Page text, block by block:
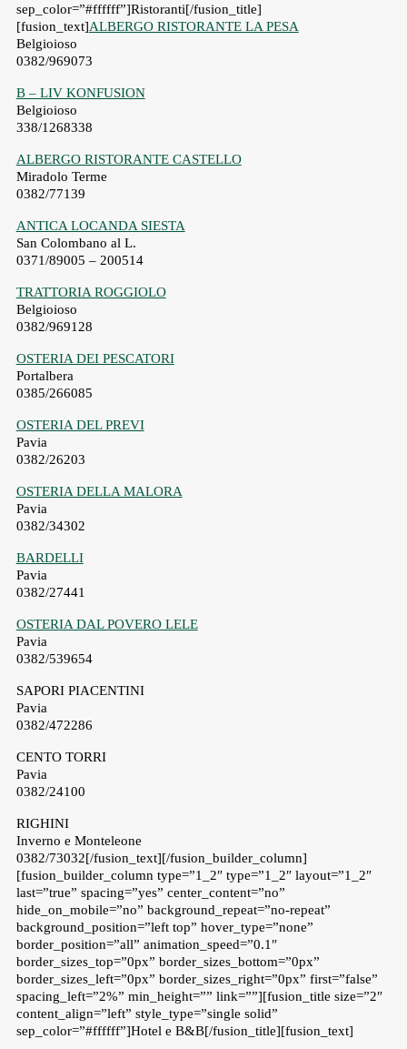
sep_color=”#ffffff”]Ristoranti[/fusion_title]
[fusion_text]ALBERGO RISTORANTE LA PESA
Belgioioso
0382/969073
B – LIV KONFUSION
Belgioioso
338/1268338
ALBERGO RISTORANTE CASTELLO
Miradolo Terme
0382/77139
ANTICA LOCANDA SIESTA
San Colombano al L.
0371/89005 – 200514
TRATTORIA ROGGIOLO
Belgioioso
0382/969128
OSTERIA DEI PESCATORI
Portalbera
0385/266085
OSTERIA DEL PREVI
Pavia
0382/26203
OSTERIA DELLA MALORA
Pavia
0382/34302
BARDELLI
Pavia
0382/27441
OSTERIA DAL POVERO LELE
Pavia
0382/539654
SAPORI PIACENTINI
Pavia
0382/472286
CENTO TORRI
Pavia
0382/24100
RIGHINI
Inverno e Monteleone
0382/73032[/fusion_text][/fusion_builder_column]
[fusion_builder_column type=”1_2″ type=”1_2″ layout=”1_2″
last=”true” spacing=”yes” center_content=”no”
hide_on_mobile=”no” background_repeat=”no-repeat”
background_position=”left top” hover_type=”none”
border_position=”all” animation_speed=”0.1″
border_sizes_top=”0px” border_sizes_bottom=”0px”
border_sizes_left=”0px” border_sizes_right=”0px” first=”false”
spacing_left=”2%” min_height=”” link=””][fusion_title size=”2″
content_align=”left” style_type=”single solid”
sep_color=”#ffffff”]Hotel e B&B[/fusion_title][fusion_text]